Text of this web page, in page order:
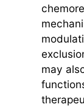
may